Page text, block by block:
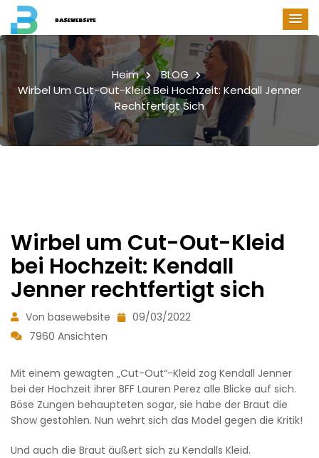
Heim
BLOG
Wirbel Um Cut-Out-Kleid Bei Hochzeit: Kendall Jenner
Rechtfertigt Sich
Wirbel um Cut-Out-Kleid
bei Hochzeit: Kendall
Jenner rechtfertigt sich
Von basewebsite
09/03/2022
7960 Ansichten
Mit einem gewagten „Cut-Out“-Kleid zog Kendall Jenner
bei der Hochzeit ihrer BFF Lauren Perez alle Blicke auf sich.
Böse Zungen behaupteten sogar, sie habe der Braut die
Show gestohlen. Nun wehrt sich das Model gegen die Kritik!
Und auch die Braut äußert sich zu Kendalls Kleid.